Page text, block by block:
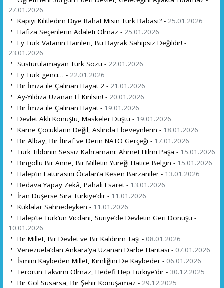
27.01.2026
Kapıyı Kilitledim Diye Rahat Mısın Türk Babası? - 25.01.2026
Hafıza Seçenlerin Adaleti Olmaz - 25.01.2026
Ey Türk Vatanın Hainleri, Bu Bayrak Sahipsiz Değildir! -
23.01.2026
Susturulamayan Türk Sözü - 22.01.2026
Ey Türk genci… - 22.01.2026
Bir İmza ile Çalınan Hayat 2 - 21.01.2026
Ay-Yıldıza Uzanan El Kırılsın! - 20.01.2026
Bir İmza ile Çalınan Hayat - 19.01.2026
Devlet Aklı Konuştu, Maskeler Düştü - 19.01.2026
Karne Çocukların Değil, Aslında Ebeveynlerin - 18.01.2026
Bir Albay, Bir İtiraf ve Derin NATO Gerçeği - 17.01.2026
Türk Tıbbının Sessiz Kahramanı: Ahmet Hilmi Paşa - 15.01.2026
Bingöllü Bir Anne, Bir Milletin Yüreği Hatice Belgin - 15.01.2026
Halep’in Faturasını Öcalan’a Kesen Barzaniler - 13.01.2026
Bedava Yapay Zekâ, Pahalı Esaret - 13.01.2026
İran Düşerse Sıra Türkiye’dir - 11.01.2026
Kuklalar Sahnedeyken - 11.01.2026
Halep’te Türk’ün Vicdanı, Suriye’de Devletin Geri Dönüşü -
10.01.2026
Bir Millet, Bir Devlet ve Bir Kaldırım Taşı - 08.01.2026
Venezuela’dan Ankara’ya Uzanan Darbe Haritası - 07.01.2026
İsmini Kaybeden Millet, Kimliğini De Kaybeder - 06.01.2026
Terörün Takvimi Olmaz, Hedefi Hep Türkiye’dır - 30.12.2025
Bir Göl Susarsa, Bir Şehir Konuşamaz - 29.12.2025